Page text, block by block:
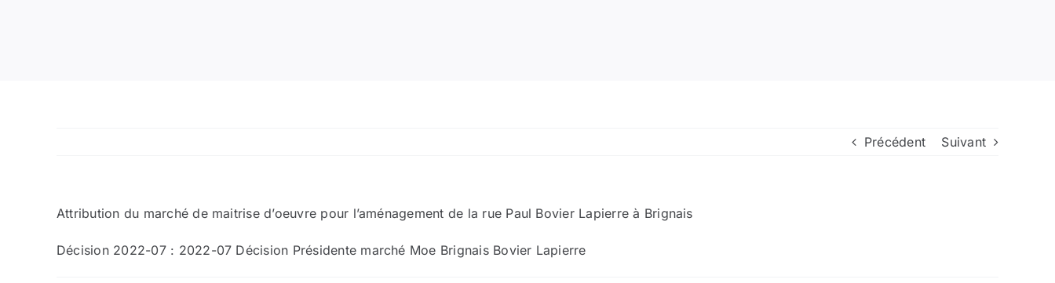
Précédent Suivant
Attribution du marché de maitrise d’oeuvre pour l’aménagement de la rue Paul Bovier Lapierre à Brignais
Décision 2022-07 : 2022-07 Décision Présidente marché Moe Brignais Bovier Lapierre